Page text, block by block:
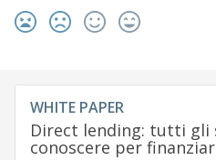
WHITE PAPER
Direct lending: tutti gli
conoscere per